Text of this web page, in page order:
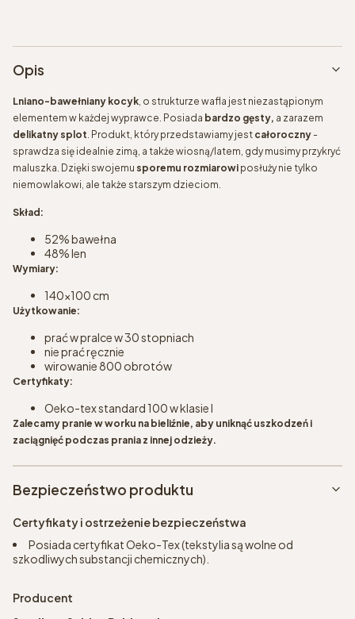
Opis
Lniano-bawełniany kocyk , o strukturze wafla jest niezastąpionym
elementem w każdej wyprawce. Posiada bardzo gęsty, a zarazem
delikatny splot . Produkt, który przedstawiamy jest całoroczny -
sprawdza się idealnie zimą, a także wiosną/latem, gdy musimy przykryć
maluszka. Dzięki swojemu sporemu rozmiarowi posłuży nie tylko
niemowlakowi, ale także starszym dzieciom.
Skład:
52% bawełna
48% len
Wymiary:
140x100 cm
Użytkowanie:
prać w pralce w 30 stopniach
nie prać ręcznie
wirowanie 800 obrotów
Certyfikaty:
Oeko-tex standard 100 w klasie I
Zalecamy pranie w worku na bieliźnie, aby uniknąć uszkodzeń i
zaciągnięć podczas prania z innej odzieży.
Bezpieczeństwo produktu
Certyfikaty i ostrzeżenie bezpieczeństwa
Posiada certyfikat Oeko-Tex (tekstylia są wolne od
szkodliwych substancji chemicznych).
Producent